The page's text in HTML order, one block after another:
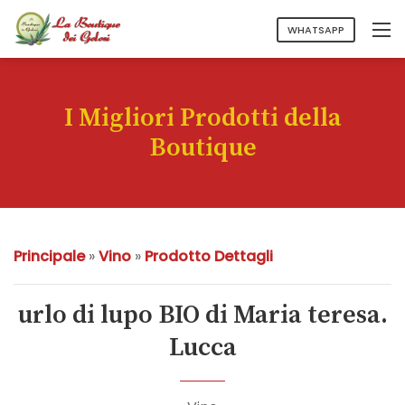
WHATSAPP
I Migliori Prodotti della
Boutique
Principale»Vino » Prodotto Dettagli
urlo di lupo BIO di Maria teresa.
Lucca